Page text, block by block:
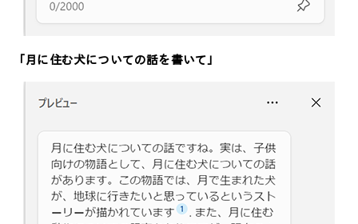
「月に住む犬についての話を書いて」